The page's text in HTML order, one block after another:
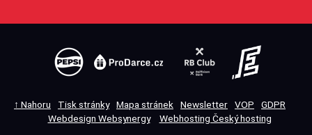
↑ Nahoru Tisk stránky Mapa stránek Newsletter VOP
GDPR
Webdesign Websynergy
Webhosting Český hosting